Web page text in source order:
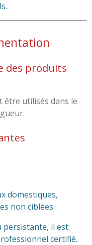
des produits
être utilisés dans le
domestiques,
non ciblées.
persistante, il est
certifié.